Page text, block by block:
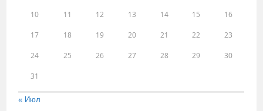
10 11 12 13 14 15 16
17 18 19 20 21 22 23
24 25 26 27 28 29 30
31
« Июл